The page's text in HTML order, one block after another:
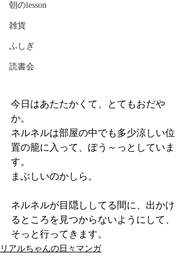
朝のlesson
雑貨
ふしぎ
読書会
今日はあたたかくて、とてもおだや
か。
ネルネルは部屋の中でも多少涼しい位
置の籠に入って、ぽう～っとしていま
す。
まぶしいのかしら。
ネルネルが目隠ししてる間に、出かけ
るところを見つからないようにして、
そっと行ってきます。
リアルちゃんの日々マンガ